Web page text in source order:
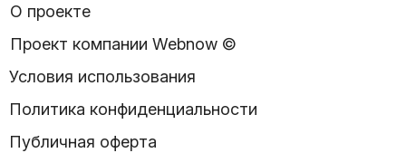
О проекте
Проект компании Webnow ©
Условия использования
Политика конфиденциальности
Публичная оферта